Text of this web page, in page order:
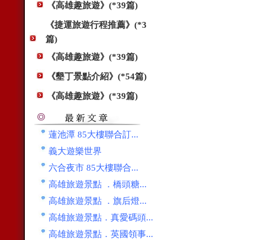
《高雄趣旅遊》(*39篇)
《捷運旅遊行程推薦》(*3
篇)
《高雄趣旅遊》(*39篇)
《墾丁景點介紹》(*54篇)
《高雄趣旅遊》(*39篇)
蓮池潭 85大樓聯合訂...
義大遊樂世界
六合夜市 85大樓聯合...
高雄旅遊景點 ．橋頭糖...
高雄旅遊景點 ．旗后燈...
高雄旅遊景點．真愛碼頭...
高雄旅遊景點．英國領事...